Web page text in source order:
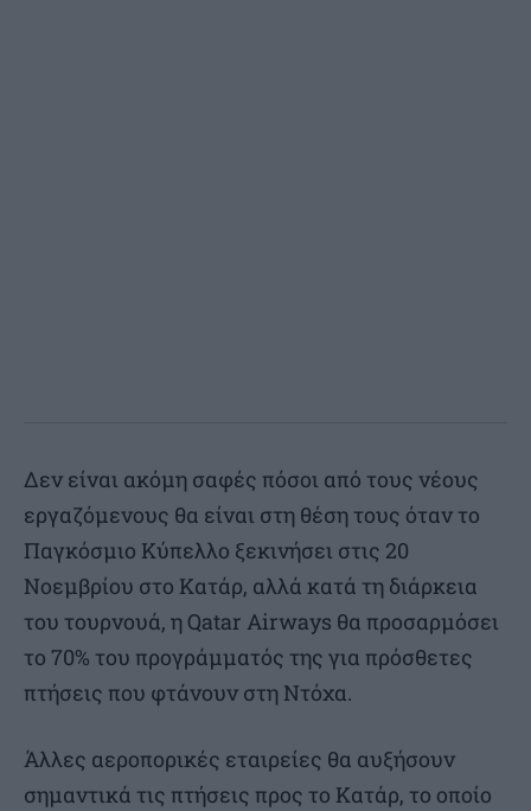
Δεν είναι ακόμη σαφές πόσοι από τους νέους
εργαζόμενους θα είναι στη θέση τους όταν το
Παγκόσμιο Κύπελλο ξεκινήσει στις 20
Νοεμβρίου στο Κατάρ, αλλά κατά τη διάρκεια
του τουρνουά, η Qatar Airways θα προσαρμόσει
το 70% του προγράμματός της για πρόσθετες
πτήσεις που φτάνουν στη Ντόχα.
Άλλες αεροπορικές εταιρείες θα αυξήσουν
σημαντικά τις πτήσεις προς το Κατάρ, το οποίο